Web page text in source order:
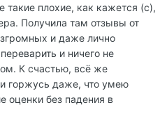
плохие, как кажется (с),
Получила там отзывы от
и даже лично
и ничего не
К счастью, всё же
горжусь даже, что умею
оценки без падения в